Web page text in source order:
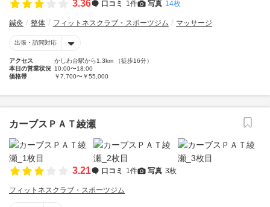
3.36 口コミ 1件 写真 14枚
鍼灸 整体 フィットネスクラブ・スポーツジム マッサージ
出張・訪問対応
アクセス
かしわ台駅から1.3km （徒歩16分）
本日の営業状況 10:00〜18:00
価格帯
￥7,700〜￥55,000
カーブスＰＡＴ綾瀬
3.21 口コミ 1件 写真 3枚
フィットネスクラブ・スポーツジム